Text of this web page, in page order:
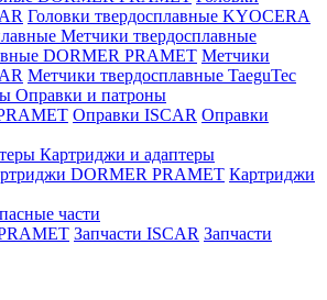
Головки твердосплавные KYOCERA
Метчики твердосплавные
DORMER PRAMET Метчики
Метчики твердосплавные TaeguTec
Оправки и патроны
Оправки ISCAR Оправки
Картриджи и адаптеры
DORMER PRAMET Картриджи
части
Запчасти ISCAR Запчасти